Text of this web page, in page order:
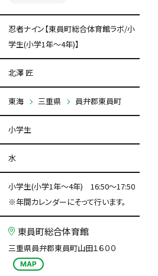
忍者ナイン【東員町総合体育館ラボ/小
学生(小学1年～4年)】
北澤 匠
東海 三重県 員弁郡東員町
小学生
水
小学生(小学1年～4年) 16:50～17:50
※年間カレンダーにそって行います。
東員町総合体育館
三重県員弁郡東員町山田１６００
MAP